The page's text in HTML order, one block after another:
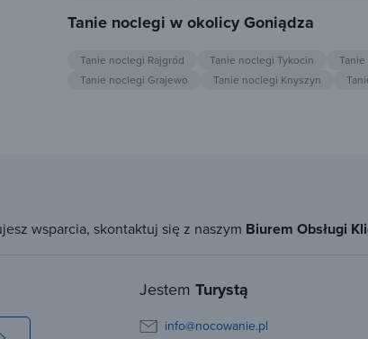
Tanie noclegi w okolicy Goniądza
Tanie noclegi Rajgród Tanie noclegi Tykocin
Tanie noclegi Grajewo
Tanie noclegi Knyszyn
wsparcia, skontaktuj się z naszym Biurem Obsługi
Jestem Turystą
info@nocowanie.pl